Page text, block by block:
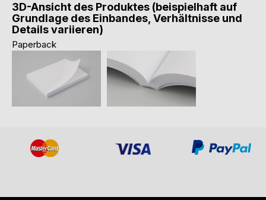
3D-Ansicht des Produktes (beispielhaft auf
Grundlage des Einbandes, Verhältnisse und
Details variieren)
Paperback